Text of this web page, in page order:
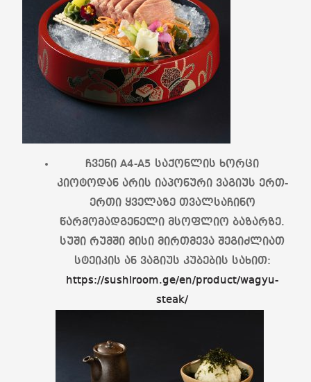
ჩვენი A4-A5 საქონლის ხორცი
კიოტოდან არის იაპონური ვაგიუს ერთ-
ერთი ყველაზე თვალსაჩინო
წარმომადგენელი მსოფლიო ბაზარზე.
სუში რუმში მისი მირთმევა შეგიძლიათ
სტეიკის ან ვაგიუს კუბების სახით:
https://sushiroom.ge/en/product/wagyu-
steak/